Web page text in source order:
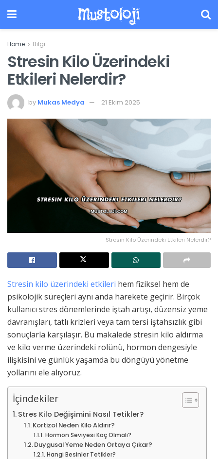
Mustoloji
Home Bilgi
Stresin Kilo Üzerindeki
Etkileri Nelerdir?
by Mukas Medya 21 Ekim 2025
Stresin Kilo Üzerindeki Etkileri Nelerdir?
Stresin kilo üzerindeki etkileri hem fiziksel hem de
psikolojik süreçleri aynı anda harekete geçirir. Birçok
kullanıcı stres dönemlerinde iştah artışı, düzensiz yeme
davranışları, tatlı krizleri veya tam tersi iştahsızlık gibi
sonuçlarla karşılaşır. Bu makalede stresin kilo aldırma
ve kilo verme üzerindeki rolünü, hormon dengesiyle
ilişkisini ve günlük yaşamda bu döngüyü yönetme
yollarını ele alıyoruz.
İçindekiler
Stres Kilo Değişimini Nasıl Tetikler?
Kortizol Neden Kilo Aldırır?
Hormon Seviyesi Kaç Olmalı?
Duygusal Yeme Neden Ortaya Çıkar?
Hangi Besinler Tetikler?